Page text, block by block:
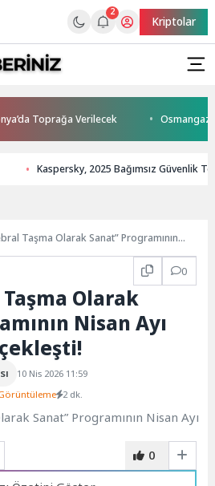
2
Kriptolar
Toprağa Verilecek
Kaspersky, 2025 Bağımsız Güvenlik
Taşma Olarak Sanat” Programının
0
Olarak
Nisan Ayı
10 Nis 2026 11:59
2 dk.
0